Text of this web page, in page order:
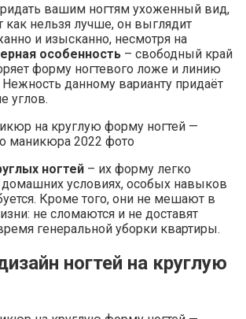
вашим ногтям ухоженный вид,
как нельзя лучше, он выглядит
и изысканно, несмотря на
особенность – свободный край
форму ногтевого ложе и линию
Нежность данному варианту придаёт
углов.
ногтей – их форму легко
условиях, особых навыков
Кроме того, они не мешают в
не сломаются и не доставят
генеральной уборки квартиры.
ногтей на круглую